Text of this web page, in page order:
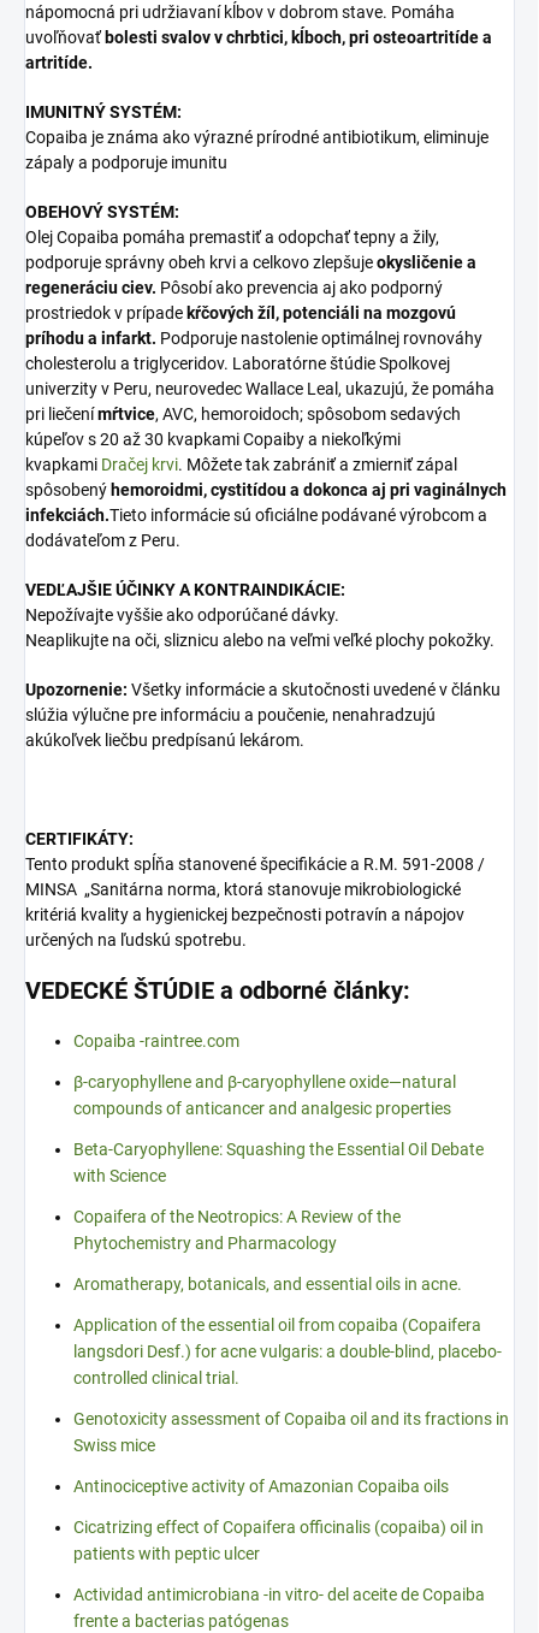
nápomocná pri udržiavaní kĺbov v dobrom stave. Pomáha
uvoľňovaťbolesti svalov v chrbtici, kĺboch, pri osteoartritíde a
artritíde.
IMUNITNÝ SYSTÉM:
Copaiba je známa ako výrazné prírodné antibiotikum, eliminuje
zápaly a podporuje imunitu
OBEHOVÝ SYSTÉM:
Olej Copaiba pomáha premastiť a odopchať tepny a žily,
podporuje správny obeh krvi a celkovo zlepšujeokysličenie a
regeneráciu ciev. Pôsobí ako prevencia aj ako podporný
prostriedok v prípade kŕčových žíl, potenciáli na mozgovú
príhodu a infarkt. Podporuje nastolenie optimálnej rovnováhy
cholesterolu a triglyceridov. Laboratórne štúdie Spolkovej
univerzity v Peru, neurovedec Wallace Leal, ukazujú, že pomáha
pri liečenímŕtvice, AVC, hemoroidoch; spôsobom sedavých
kúpeľov s 20 až 30 kvapkami Copaiby a niekoľkými
kvapkami Dračej krvi. Môžete tak zabrániť a zmierniť zápal
spôsobený hemoroidmi, cystitídou a dokonca aj pri vaginálnych
infekciách.Tieto informácie sú oficiálne podávané výrobcom a
dodávateľom z Peru.
VEDĽAJŠIE ÚČINKY A KONTRAINDIKÁCIE:
Nepožívajte vyššie ako odporúčané dávky.
Neaplikujte na oči, sliznicu alebo na veľmi veľké plochy pokožky.
Upozornenie: Všetky informácie a skutočnosti uvedené v článku
slúžia výlučne pre informáciu a poučenie, nenahradzujú
akúkoľvek liečbu predpísanú lekárom.
CERTIFIKÁTY:
Tento produkt spĺňa stanovené špecifikácie a R.M. 591-2008 /
MINSA „Sanitárna norma, ktorá stanovuje mikrobiologické
kritériá kvality a hygienickej bezpečnosti potravín a nápojov
určených na ľudskú spotrebu.
VEDECKÉ ŠTÚDIE a odborné články:
Copaiba -raintree.com
β‐caryophyllene and β‐caryophyllene oxide—natural
compounds of anticancer and analgesic properties
Beta-Caryophyllene: Squashing the Essential Oil Debate
with Science
Copaifera of the Neotropics: A Review of the
Phytochemistry and Pharmacology
Aromatherapy, botanicals, and essential oils in acne.
Application of the essential oil from copaiba (Copaifera
langsdori Desf.) for acne vulgaris: a double-blind, placebo-
controlled clinical trial.
Genotoxicity assessment of Copaiba oil and its fractions in
Swiss mice
Antinociceptive activity of Amazonian Copaiba oils
Cicatrizing effect of Copaifera officinalis (copaiba) oil in
patients with peptic ulcer
Actividad antimicrobiana -in vitro- del aceite de Copaiba
frente a bacterias patógenas